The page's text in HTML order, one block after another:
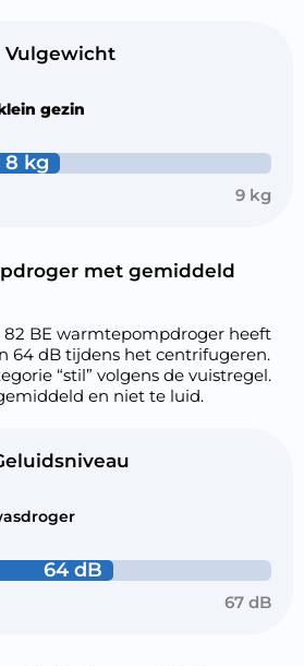
Vulgewicht
gezin
8 kg
9 kg
met gemiddeld
82 BE warmtepompdroger heeft
64 dB tijdens het centrifugeren.
“stil” volgens de vuistregel.
en niet te luid.
64 dB
67 dB